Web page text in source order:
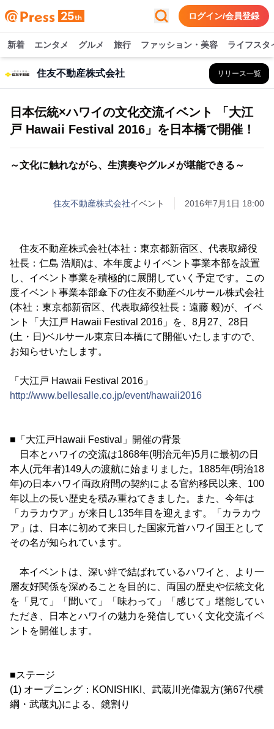
ログイン/会員登録
新着 エンタメ グルメ 旅行 ファッション・美容 ライフスタ
住友不動産株式会社 リリース一覧
日本伝統×ハワイの文化交流イベント 「大江
戸 Hawaii Festival 2016」を日本橋で開催！
～文化に触れながら、生演奏やグルメが堪能できる～
住友不動産株式会社イベント 2016年7月1日 18:00
住友不動産株式会社(本社：東京都新宿区、代表取締役
社長：仁島 浩順)は、本年度よりイベント事業本部を設置
し、イベント事業を積極的に展開していく予定です。この
度イベント事業本部傘下の住友不動産ベルサール株式会社
(本社：東京都新宿区、代表取締役社長：遠藤 毅)が、イベ
ント「大江戸 Hawaii Festival 2016」を、8月27、28日
(土・日)ベルサール東京日本橋にて開催いたしますので、
お知らせいたします。
「大江戸 Hawaii Festival 2016」
http://www.bellesalle.co.jp/event/hawaii2016
■「大江戸Hawaii Festival」開催の背景
日本とハワイの交流は1868年(明治元年)5月に最初の日
本人(元年者)149人の渡航に始まりました。1885年(明治18
年)の日本ハワイ両政府間の契約による官約移民以来、100
年以上の長い歴史を積み重ねてきました。また、今年は
「カラカウア」が来日し135年目を迎えます。「カラカウ
ア」は、日本に初めて来日した国家元首ハワイ国王として
その名が知られています。
本イベントは、深い絆で結ばれているハワイと、より一
層友好関係を深めることを目的に、両国の歴史や伝統文化
を「見て」「聞いて」「味わって」「感じて」堪能してい
ただき、日本とハワイの魅力を発信していく文化交流イベ
ントを開催します。
■ステージ
(1) オープニング：KONISHIKI、武蔵川光偉親方(第67代横
綱・武蔵丸)による、鏡割り